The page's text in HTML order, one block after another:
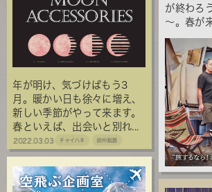
年が明け、気づけばもう3
月。暖かい日も徐々に増え、
新しい季節がやって来ます。
春といえば、出会いと別れ...
2022.03.03 チャイハネ 欧州航路
が終わろ
～。春が